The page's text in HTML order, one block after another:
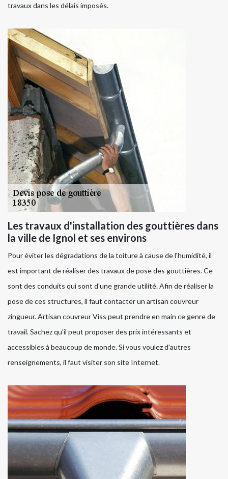
travaux dans les délais imposés.
Les travaux d'installation des gouttières dans
la ville de Ignol et ses environs
Pour éviter les dégradations de la toiture à cause de l'humidité, il
est important de réaliser des travaux de pose des gouttières. Ce
sont des conduits qui sont d'une grande utilité. Afin de réaliser la
pose de ces structures, il faut contacter un artisan couvreur
zingueur. Artisan couvreur Viss peut prendre en main ce genre de
travail. Sachez qu'il peut proposer des prix intéressants et
accessibles à beaucoup de monde. Si vous voulez d'autres
renseignements, il faut visiter son site Internet.